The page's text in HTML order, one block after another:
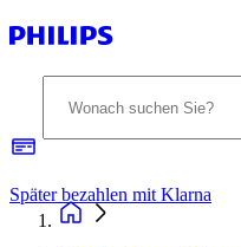
Später bezahlen mit Klarna